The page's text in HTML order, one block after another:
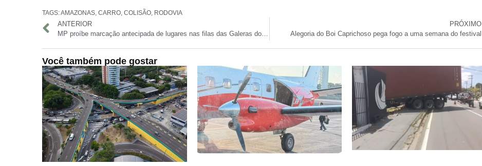
TAGS:AMAZONAS CARRO COLISÃO RODOVIA
ANTERIOR
MP proíbe marcação antecipada de lugares nas filas das Galeras do Bumbódromo
PRÓXIMO
Alegoria do Boi Caprichoso pega fogo a uma semana do festival
Você também pode gostar